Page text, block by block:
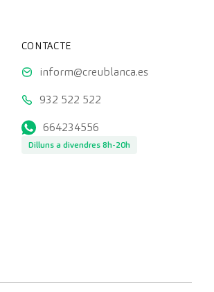
CONTACTE
inform@creublanca.es
932 522 522
664234556
Dilluns a divendres 8h-20h